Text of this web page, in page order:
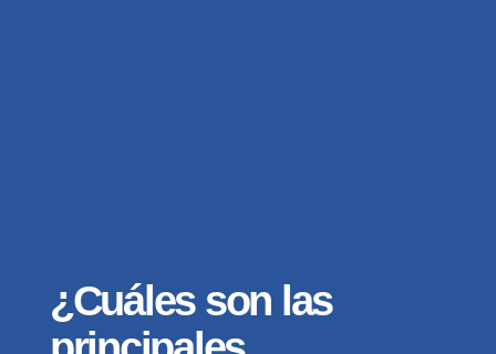
¿Cuáles son las